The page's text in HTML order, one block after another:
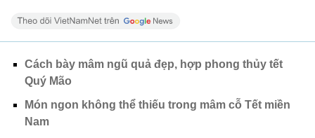
Cách bày mâm ngũ quả đẹp, hợp phong thủy tết
Quý Mão
Món ngon không thể thiếu trong mâm cỗ Tết miền
Nam